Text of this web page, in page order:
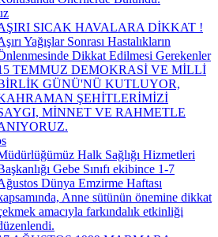
SICAK HAVALARA DİKKAT !
Yağışlar Sonrası Hastalıkların
Dikkat Edilmesi Gerekenler
TEMMUZ DEMOKRASİ VE MİLLİ
GÜNÜ'NÜ KUTLUYOR,
ŞEHİTLERİMİZİ
MİNNET VE RAHMETLE
Halk Sağlığı Hizmetleri
Gebe Sınıfı ekibince 1-7
Dünya Emzirme Haftası
Anne sütünün önemine dikkat
amacıyla farkındalık etkinliği